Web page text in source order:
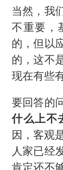
当然，我
不重要，
的，但以
的，这不
现在有些
要回答的
什么上不
因，客观
人家已经
肯定还不